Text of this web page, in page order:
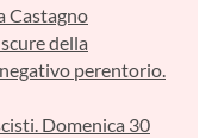
Castagno
della
perentorio.
Domenica 30